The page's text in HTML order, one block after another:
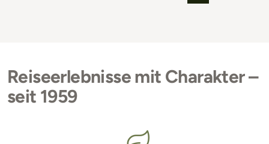
Reiseerlebnisse mit Charakter –
seit 1959